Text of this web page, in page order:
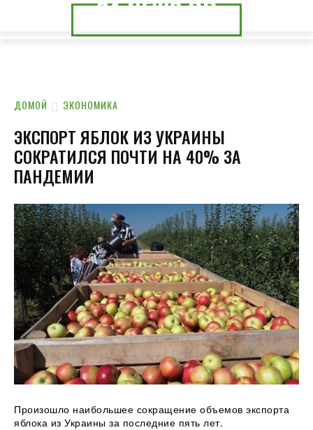
24.NEWS.CK
24.NEWS.DP
ДОМОЙ ЭКОНОМИКА
ЭКСПОРТ ЯБЛОК ИЗ УКРАИНЫ
СОКРАТИЛСЯ ПОЧТИ НА 40% ЗА
ПАНДЕМИИ
Произошло наибольшее сокращение объемов экспорта
яблока из Украины за последние пять лет.